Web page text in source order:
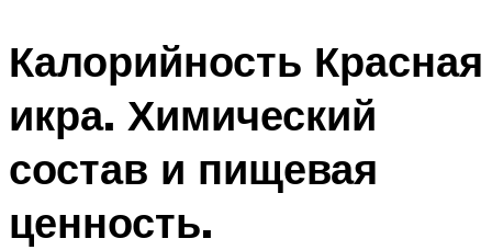
Калорийность Красная
икра. Химический
состав и пищевая
ценность.